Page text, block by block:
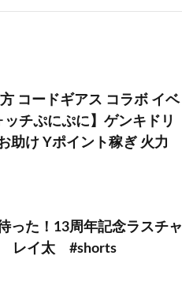
コードギアス コラボ イベ
チぷにぷに】ゲンキドリ
助け Yポイント稼ぎ 火力
った！13周年記念ラスチャ
レイ太 #shorts